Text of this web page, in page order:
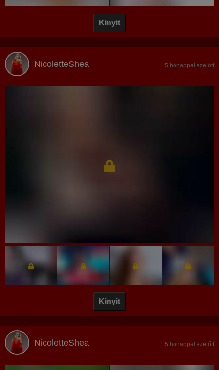
Kinyit
NicoletteShea 5 hónappal ezelőtt
Kinyit
NicoletteShea 5 hónappal ezelőtt